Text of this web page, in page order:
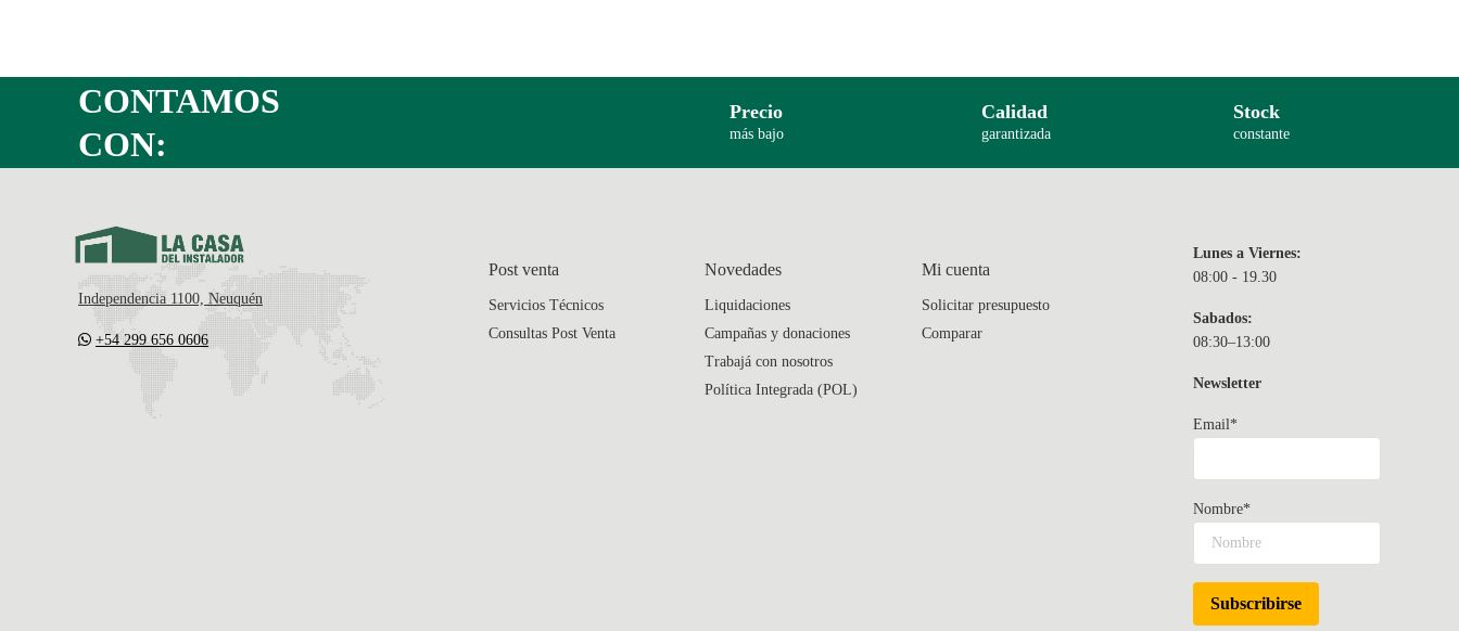
CONTAMOS
CON:
Precio
más bajo
Calidad
garantizada
Stock
constante
Independencia 1100, Neuquén
+54 299 656 0606
Post venta
Servicios Técnicos
Consultas Post Venta
Novedades
Liquidaciones
Campañas y donaciones
Trabajá con nosotros
Política Integrada (POL)
Mi cuenta
Solicitar presupuesto
Comparar
Lunes a Viernes:
08:00 - 19.30
Sabados:
08:30–13:00
Newsletter
Email*
Nombre*